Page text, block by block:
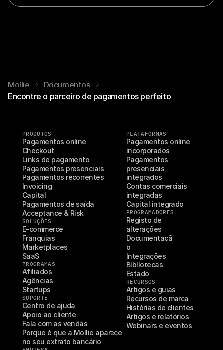
Mollie
Documentos
Encontre o parceiro de pagamentos perfeito
PRODUTOS
Pagamentos online
Checkout
Links de pagamento
Pagamentos presenciais
Pagamentos recorrentes
Invoicing
Capital
Pagamentos de saída
Acceptance & Risk
SOLUÇÕES
E-commerce
Franquias
Marketplaces
SaaS
PROGRAMAS
Afiliados
Agências
Startups
SUPORTE
Centro de ajuda
Apoio ao cliente
Fala com as vendas
Porque é que a Mollie aparece
no seu extrato bancário
PLATAFORMAS
Pagamentos online
incorporados
Pagamentos
presenciais
integrados
Contas comerciais
integradas
Capital integrado
PROGRAMADORES
Registo de
alterações
Documentaçã
o
Integrações
Bibliotecas
Estado
RECURSOS
Artigos e guias
Recursos de marca
Histórias de clientes
Artigos e relatórios
Webinars e eventos